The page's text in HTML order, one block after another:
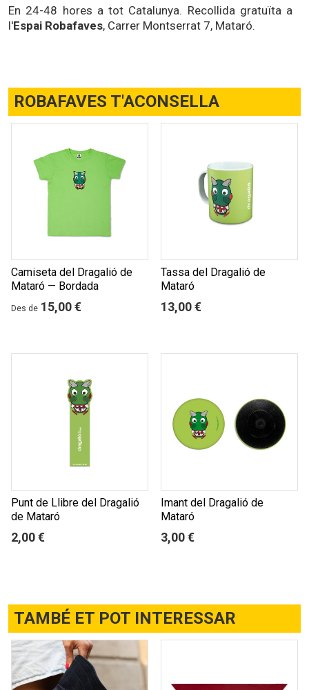
En 24-48 hores a tot Catalunya. Recollida gratuïta a
l'Espai Robafaves, Carrer Montserrat 7, Mataró.
ROBAFAVES T'ACONSELLA
Camiseta del Dragalió de
Mataró — Bordada
Des de 15,00 €
Tassa del Dragalió de
Mataró
13,00 €
Punt de Llibre del Dragalió
de Mataró
2,00 €
Imant del Dragalió de
Mataró
3,00 €
TAMBÉ ET POT INTERESSAR